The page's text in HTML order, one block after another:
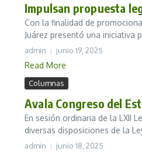
Impulsan propuesta
Con la finalidad de
Juárez presentó una iniciativa
admin junio 19, 2025
Read More
Columnas
Avala Congreso del
En sesión ordinaria de la LXII
diversas disposiciones de la
admin junio 18, 2025